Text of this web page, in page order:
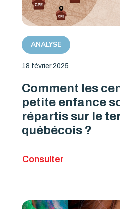
ANALYSE
18 février 2025
Comment les
petite enfance
répartis sur le
québécois ?
Consulter